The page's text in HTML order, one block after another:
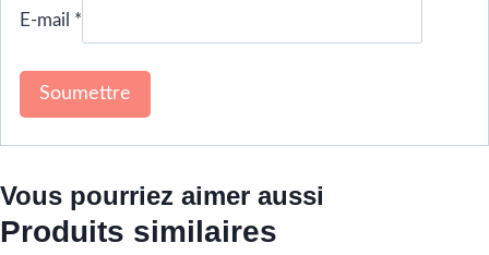
E-mail *
Vous pourriez aimer aussi
Produits similaires